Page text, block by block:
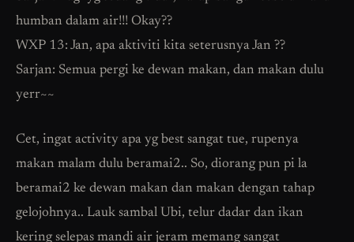
humban dalam air!!! Okay??
WXP 13: Jan, apa aktiviti kita seterusnya Jan ??
Sarjan: Semua pergi ke dewan makan, dan makan dulu
yerr~~
Cet, ingat activity apa yg best sangat tue, rupenya
makan malam dulu beramai2.. So, diorang pun pi la
beramai2 ke dewan makan dan makan dengan tahap
gelojohnya.. Lauk sambal Ubi, telur dadar dan ikan
kering selepas mandi air jeram memang sangat